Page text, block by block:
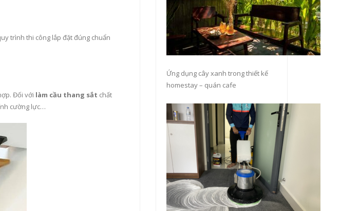
trình thi công lắp đặt đúng chuẩn
Đối với làm cầu thang sắt chất
cường lực…
Ứng dụng cây xanh trong thiết kế
homestay – quán cafe